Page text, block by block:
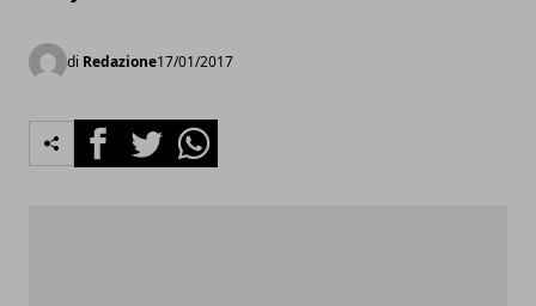
di Redazione17/01/2017
FacebookTwitterWhatsapp